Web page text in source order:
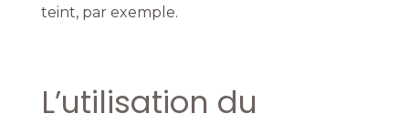
teint, par exemple.
L’utilisation du